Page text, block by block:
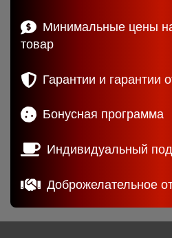
Минимальные цены
товар
Гарантии и гарантии
Бонусная программа
Индивидуальный
Доброжелательное